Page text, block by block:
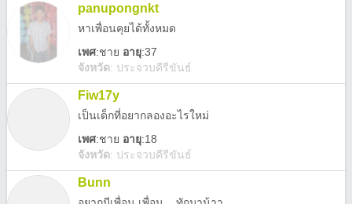
panupongnkt
หาเพื่อนคุยได้ทั้งหมด
เพศ:ชาย อายุ:37
จังหวัด: ประจวบคีรีขันธ์
Fiw17y
เป็นเด็กที่อยากลองอะไรใหม่
เพศ:ชาย อายุ:18
จังหวัด: ประจวบคีรีขันธ์
Bunn